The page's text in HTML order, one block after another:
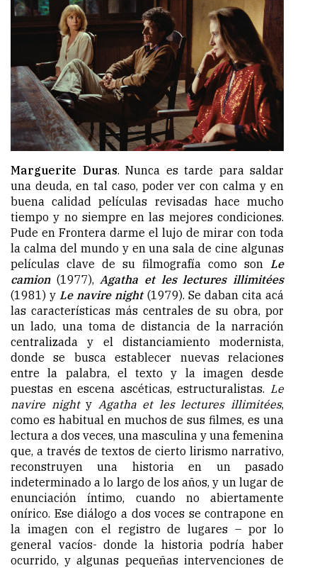
Marguerite Duras. Nunca es tarde para saldar
una deuda, en tal caso, poder ver con calma y en
buena calidad películas revisadas hace mucho
tiempo y no siempre en las mejores condiciones.
Pude en Frontera darme el lujo de mirar con toda
la calma del mundo y en una sala de cine algunas
películas clave de su filmografía como son Le
camion(1977), Agatha et les lectures illimitées
(1981) y Le navire night(1979). Se daban cita acá
las características más centrales de su obra, por
un lado, una toma de distancia de la narración
centralizada y el distanciamiento modernista,
donde se busca establecer nuevas relaciones
entre la palabra, el texto y la imagen desde
puestas en escena ascéticas, estructuralistas. Le
navire nighty Agatha et les lectures illimitées,
como es habitual en muchos de sus filmes, es una
lectura a dos veces, una masculina y una femenina
que, a través de textos de cierto lirismo narrativo,
reconstruyen una historia en un pasado
indeterminado a lo largo de los años, y un lugar de
enunciación íntimo, cuando no abiertamente
onírico. Ese diálogo a dos voces se contrapone en
la imagen con el registro de lugares – por lo
general vacíos- donde la historia podría haber
ocurrido, y algunas pequeñas intervenciones de